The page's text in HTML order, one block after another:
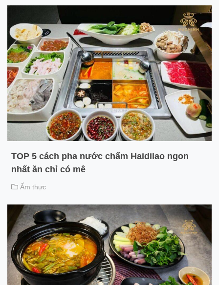
TOP 5 cách pha nước chấm Haidilao ngon
nhất ăn chỉ có mê
Ẩm thực